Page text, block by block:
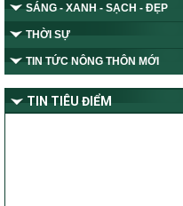
SÁNG - XANH - SẠCH - ĐẸP
THỜI SỰ
TIN TỨC NÔNG THÔN MỚI
TIN TIÊU ĐIỂM